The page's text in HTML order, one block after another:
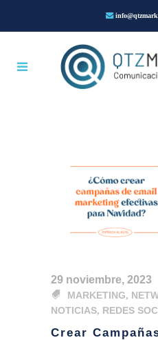
29 noviembre, 2023
MARKETING,
NOTICIAS, REDES
Crear